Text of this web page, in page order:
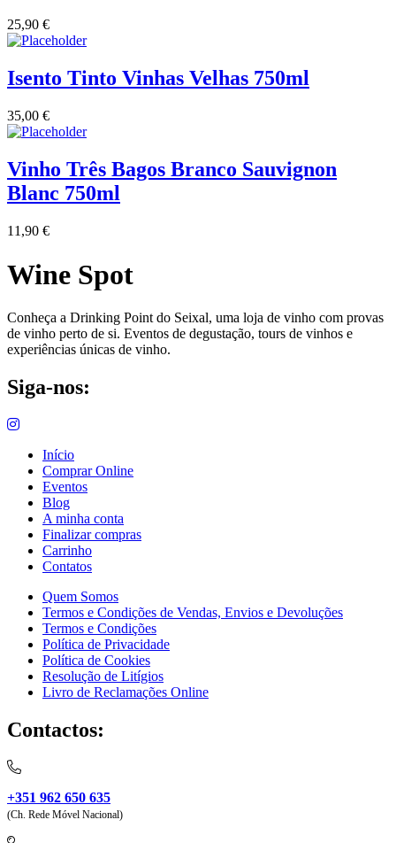
25,90 €
Isento Tinto Vinhas Velhas 750ml
35,00 €
Vinho Três Bagos Branco Sauvignon
Blanc 750ml
11,90 €
Wine Spot
Conheça a Drinking Point do Seixal, uma loja de vinho com provas
de vinho perto de si. Eventos de degustação, tours de vinhos e
experiências únicas de vinho.
Siga-nos:
Início
Comprar Online
Eventos
Blog
A minha conta
Finalizar compras
Carrinho
Contatos
Quem Somos
Termos e Condições de Vendas, Envios e Devoluções
Termos e Condições
Política de Privacidade
Política de Cookies
Resolução de Litígios
Livro de Reclamações Online
Contactos:
+351 962 650 635
(Ch. Rede Móvel Nacional)